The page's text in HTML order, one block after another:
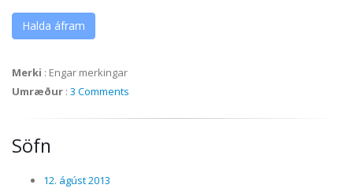
Halda áfram
Merki : Engar merkingar
Umræður : 3 Comments
Söfn
12. ágúst 2013